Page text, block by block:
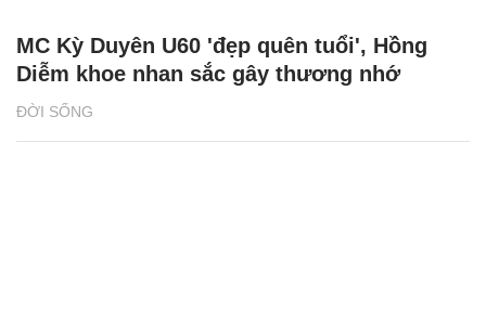
ĐỜI SỐNG
MC Kỳ Duyên U60 'đẹp quên tuổi', Hồng
Diễm khoe nhan sắc gây thương nhớ